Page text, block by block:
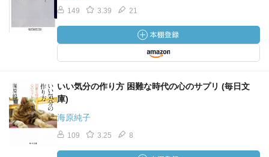
149 3.39 21
いい気分の作り方 困難な時代の心のサプリ (毎日文
庫)
海原純子
109 3.25 8